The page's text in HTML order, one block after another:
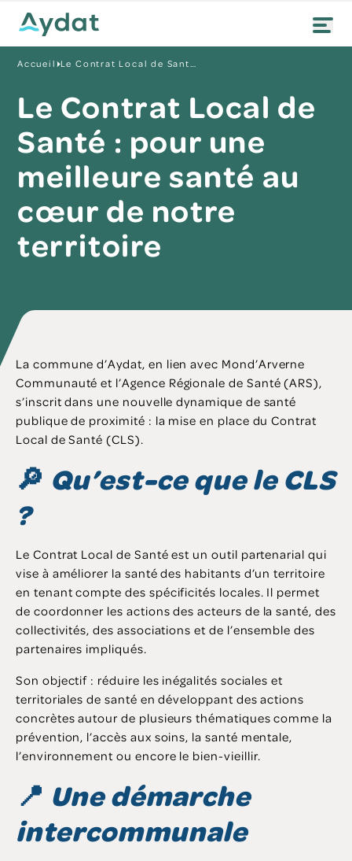
Accueil Le Contrat Local de Santé : pour une meilleure santé au cœur de notre territoire
Le Contrat Local de
Santé : pour une
meilleure santé au
cœur de notre
territoire
La commune d’Aydat, en lien avec Mond’Arverne
Communauté et l’Agence Régionale de Santé (ARS),
s’inscrit dans une nouvelle dynamique de santé
publique de proximité : la mise en place du Contrat
Local de Santé (CLS).
🔎 Qu’est-ce que le CLS
?
Le Contrat Local de Santé est un outil partenarial qui
vise à améliorer la santé des habitants d’un territoire
en tenant compte des spécificités locales. Il permet
de coordonner les actions des acteurs de la santé, des
collectivités, des associations et de l’ensemble des
partenaires impliqués.
Son objectif : réduire les inégalités sociales et
territoriales de santé en développant des actions
concrètes autour de plusieurs thématiques comme la
prévention, l’accès aux soins, la santé mentale,
l’environnement ou encore le bien-vieillir.
📍 Une démarche
intercommunale